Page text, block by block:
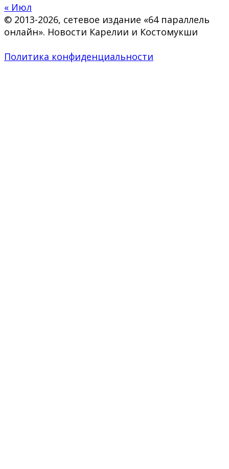
« Июл
© 2013-2026, сетевое издание «64 параллель
онлайн». Новости Карелии и Костомукши
Политика конфиденциальности